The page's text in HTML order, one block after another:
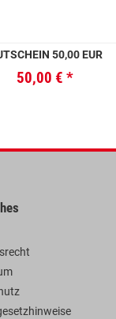
50,00 EUR
50,00 € *